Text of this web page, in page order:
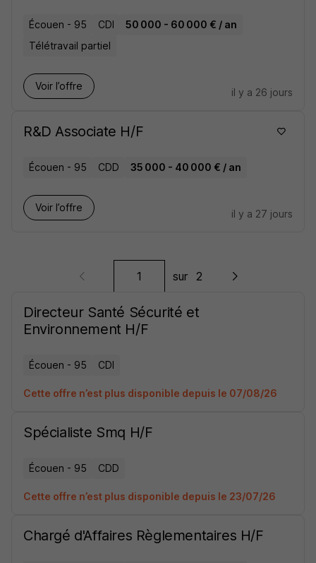
Écouen - 95 CDI
50 000 - 60 000 € / an
Télétravail partiel
Voir l’offre
il y a 26 jours
R&D Associate H/F
Écouen - 95 CDD 35 000 - 40 000 € / an
Voir l’offre
il y a 27 jours
sur 2
Directeur Santé Sécurité et
Environnement H/F
Écouen - 95 CDI
Cette offre n’est plus disponible depuis le 07/08/26
Spécialiste Smq H/F
Écouen - 95 CDD
Cette offre n’est plus disponible depuis le 23/07/26
Chargé d'Affaires Règlementaires H/F